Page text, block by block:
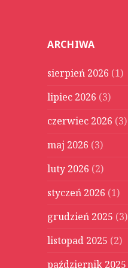
j
ARCHIWA
sierpień 2026 (1)
lipiec 2026 (3)
czerwiec 2026 (3)
maj 2026 (3)
luty 2026 (2)
styczeń 2026 (1)
grudzień 2025 (3)
listopad 2025 (2)
październik 2025